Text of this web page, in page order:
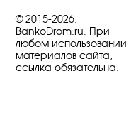
© 2015-2026.
BankoDrom.ru. При
любом использовании
материалов сайта,
ссылка обязательна.